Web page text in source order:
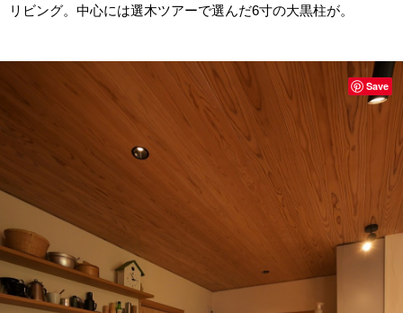
リビング。中心には選木ツアーで選んだ6寸の大黒柱が。
Save